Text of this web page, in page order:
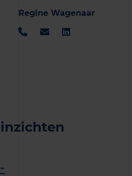
Regine Wagenaar